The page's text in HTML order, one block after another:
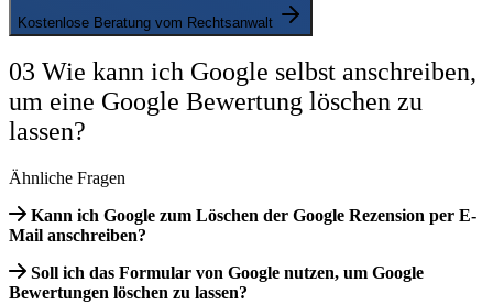
Kostenlose Beratung vom Rechtsanwalt
03 Wie kann ich Google selbst anschreiben,
um eine Google Bewertung löschen zu
lassen?
Ähnliche Fragen
Kann ich Google zum Löschen der Google Rezension per E-
Mail anschreiben?
Soll ich das Formular von Google nutzen, um Google
Bewertungen löschen zu lassen?